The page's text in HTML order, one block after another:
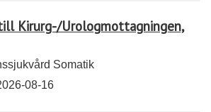
Kirurg-/Urologmottagningen,
Somatik
08-16